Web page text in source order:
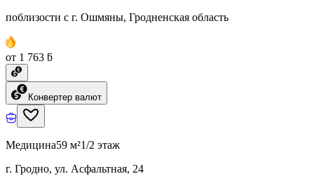
поблизости с г. Ошмяны, Гродненская область
от 1 763 ƃ
Конвертер валют
Медицина59 м²1/2 этаж
г. Гродно, ул. Асфальтная, 24